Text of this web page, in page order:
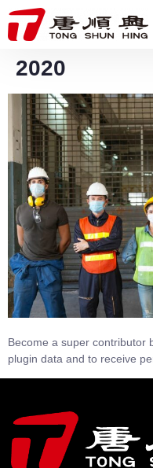
2020
Become a super contributor
plugin data and to receive